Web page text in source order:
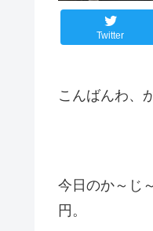
Twitter
こんばんわ、
今日のか～じ
円。